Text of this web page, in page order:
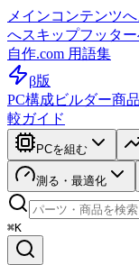
メインコンテンツ
へスキップフッタ
自作.com 用語集
β版
PC構成ビルダー商
較ガイド
PCを組む
測る・最適化
⌘K